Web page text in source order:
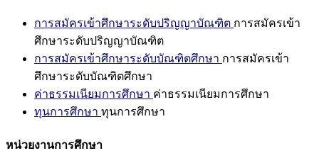
การสมัครเข้าศึกษาระดับปริญญาบัณฑิต การสมัครเข้า
ศึกษาระดับปริญญาบัณฑิต
การสมัครเข้าศึกษาระดับบัณฑิตศึกษา การสมัครเข้า
ศึกษาระดับบัณฑิตศึกษา
ค่าธรรมเนียมการศึกษา ค่าธรรมเนียมการศึกษา
ทุนการศึกษา ทุนการศึกษา
หน่วยงานการศึกษา